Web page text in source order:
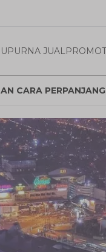
PURNA JUAL PROMO
CARA